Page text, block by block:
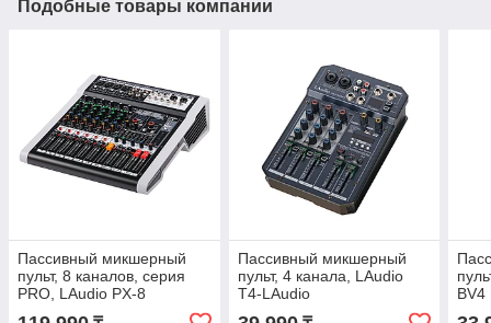
Подобные товары компании
Пассивный микшерный
пульт, 8 каналов, серия
PRO, LAudio PX-8
Пассивный микшерный
пульт, 4 канала, LAudio
T4-LAudio
BV4